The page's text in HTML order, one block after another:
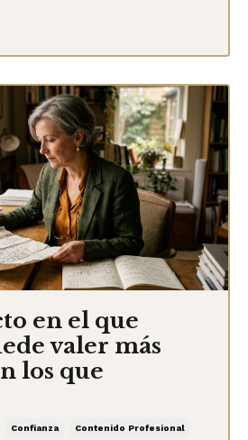
en el que
valer más
los que
Confianza Contenido Profesional